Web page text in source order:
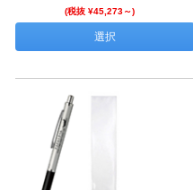
(税抜 ¥45,273～)
選択